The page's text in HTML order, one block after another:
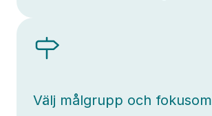
Välj målgrupp och